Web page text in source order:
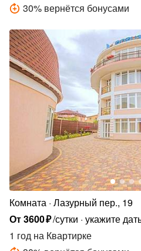
30% вернётся бонусами
Комната Лазурный пер., 19
От3600₽/сутки укажите
1 год на Квартирке